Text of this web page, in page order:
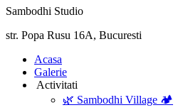
Sambodhi Studio
str. Popa Rusu 16A, Bucuresti
‎Acasa
Galerie
‎ ‎Activitati‎
🌿 Sambodhi Village 🏕️